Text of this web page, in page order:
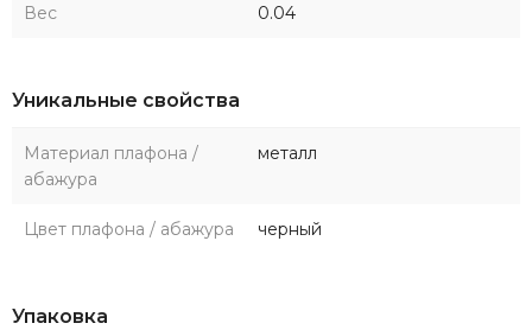
Вес 0.04
Уникальные свойства
Материал плафона /
абажура
металл
Цвет плафона / абажура черный
Упаковка